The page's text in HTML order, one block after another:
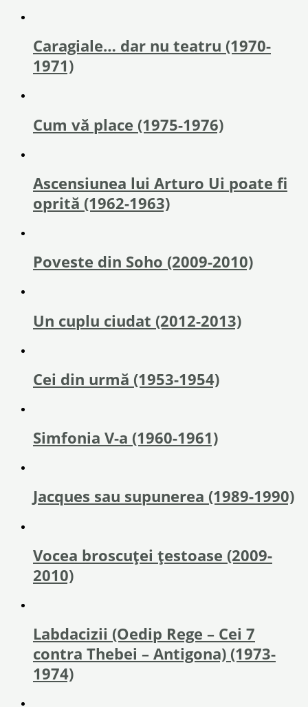
Caragiale… dar nu teatru (1970-
1971)
Cum vă place (1975-1976)
Ascensiunea lui Arturo Ui poate fi
oprită (1962-1963)
Poveste din Soho (2009-2010)
Un cuplu ciudat (2012-2013)
Cei din urmă (1953-1954)
Simfonia V-a (1960-1961)
Jacques sau supunerea (1989-1990)
Vocea broscuței țestoase (2009-
2010)
Labdacizii (Oedip Rege – Cei 7
contra Thebei – Antigona) (1973-
1974)